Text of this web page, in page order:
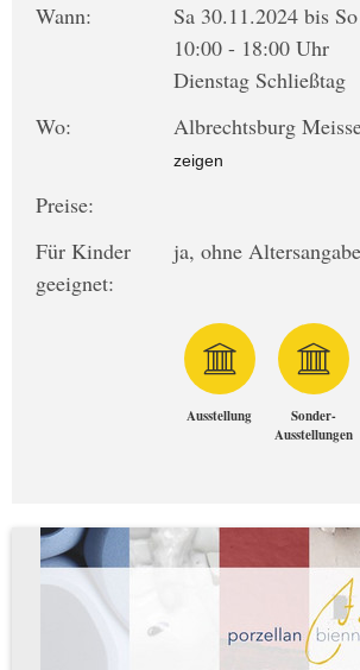
Wann:
Sa 30.11.2024 bis
10:00 - 18:00 Uhr
Dienstag Schließtag
Wo:
Albrechtsburg
zeigen
Preise:
Für Kinder
geeignet:
ja, ohne Altersangabe
Ausstellung
Sonder-
Ausstellungen